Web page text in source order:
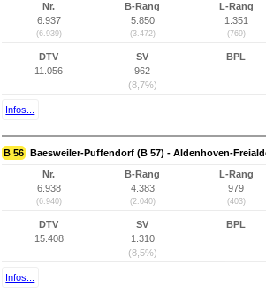
Nr.
6.937
(6.939)
B-Rang
5.850
(3.472)
L-Rang
1.351
(769)
DTV
11.056
SV
962
(8,7%)
BPL
Infos...
B 56 Baesweiler-Puffendorf (B 57) - Aldenhoven-
Nr.
6.938
(6.940)
B-Rang
4.383
(2.040)
L-Rang
979
(403)
DTV
15.408
SV
1.310
(8,5%)
BPL
Infos...